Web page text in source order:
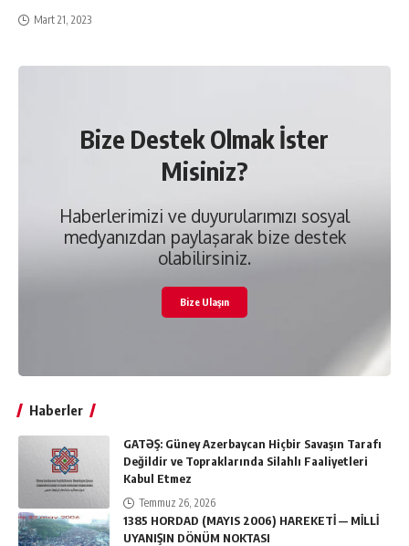
Mart 21, 2023
Bize Destek Olmak İster
Misiniz?
Haberlerimizi ve duyurularımızı sosyal
medyanızdan paylaşarak bize destek
olabilirsiniz.
Bize Ulaşın
Haberler
GATƏŞ: Güney Azerbaycan Hiçbir Savaşın Tarafı
Değildir ve Topraklarında Silahlı Faaliyetleri
Kabul Etmez
Temmuz 26, 2026
1385 HORDAD (MAYIS 2006) HAREKETİ — MİLLİ
UYANIŞIN DÖNÜM NOKTASI